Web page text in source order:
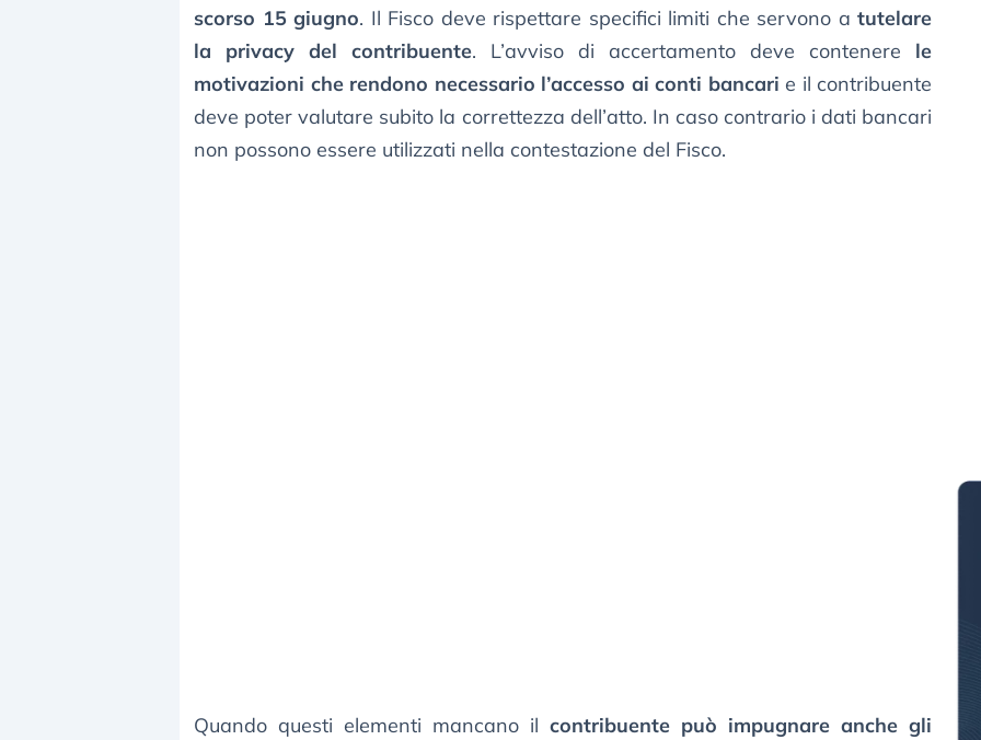
scorso 15 giugno. Il Fisco deve rispettare specifici limiti che servono atutelare
la privacy del contribuente. L’avviso di accertamento deve contenere le
motivazioni che rendono necessario l’accesso ai conti bancari e il contribuente
deve poter valutare subito la correttezza dell’atto. In caso contrario i dati bancari
non possono essere utilizzati nella contestazione del Fisco.
Quando questi elementi mancano ilcontribuente può impugnare anche gli